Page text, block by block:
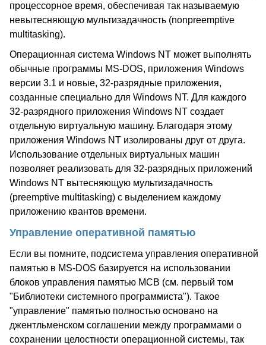
процессорное время, обеспечивая так называемую
невытесняющую мультизадачность (nonpreemptive
multitasking).
Операционная система Windows NT может выполнять
обычные программы MS-DOS, приложения Windows
версии 3.1 и новые, 32-разрядные приложения,
созданные специально для Windows NT. Для каждого
32-разрядного приложения Windows NT создает
отдельную виртуальную машину. Благодаря этому
приложения Windows NT изолированы друг от друга.
Использование отдельных виртуальных машин
позволяет реализовать для 32-разрядных приложений
Windows NT вытесняющую мультизадачность
(preemptive multitasking) с выделением каждому
приложению квантов времени.
Управление оперативной памятью
Если вы помните, подсистема управления оперативной
памятью в MS-DOS базируется на использовании
блоков управления памятью MCB (см. первый том
"Библиотеки системного программиста"). Такое
"управление" памятью полностью основано на
джентльменском соглашении между программами о
сохранении целостности операционной системы, так